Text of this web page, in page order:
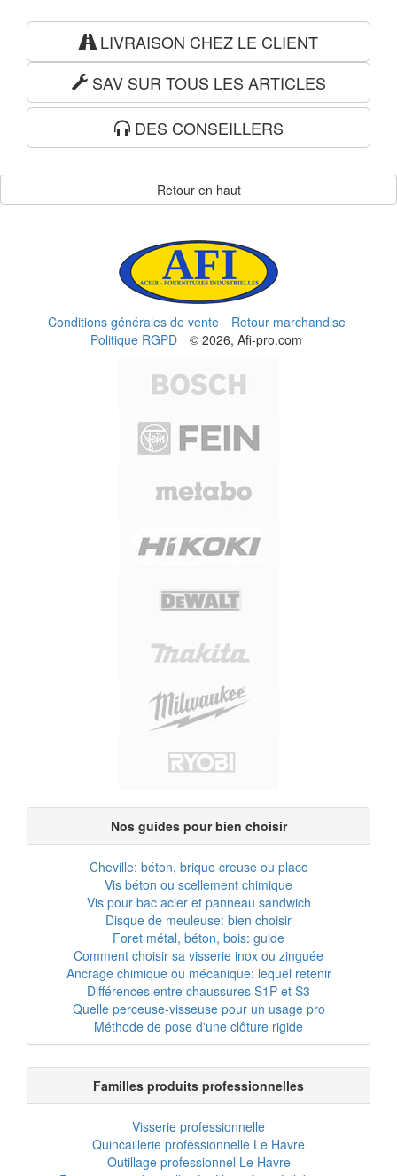
LIVRAISON CHEZ LE CLIENT
SAV SUR TOUS LES ARTICLES
DES CONSEILLERS
Retour en haut
Conditions générales de vente
Retour marchandise
Politique RGPD
© 2026, Afi-pro.com
Nos guides pour bien choisir
Cheville: béton, brique creuse ou placo
Vis béton ou scellement chimique
Vis pour bac acier et panneau sandwich
Disque de meuleuse: bien choisir
Foret métal, béton, bois: guide
Comment choisir sa visserie inox ou zinguée
Ancrage chimique ou mécanique: lequel retenir
Différences entre chaussures S1P et S3
Quelle perceuse-visseuse pour un usage pro
Méthode de pose d'une clôture rigide
Familles produits professionnelles
Visserie professionnelle
Quincaillerie professionnelle Le Havre
Outillage professionnel Le Havre